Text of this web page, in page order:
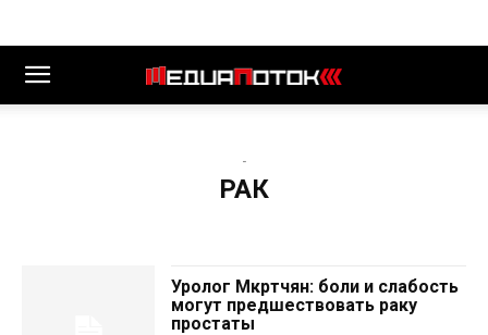
-
РАК
Уролог Мкртчян: боли и слабость
могут предшествовать раку
простаты